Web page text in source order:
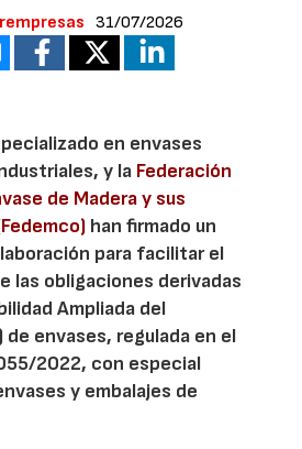
31/07/2026
en envases
y la Federación
de Madera y sus
han firmado un
para facilitar el
las obligaciones derivadas
Ampliada del
de envases, regulada en el
2022, con especial
y embalajes de